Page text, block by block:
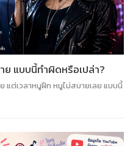
ย แบบนี้ทำผิดหรือเปล่า?
แต่เวลาหนูฝึก หนูไม่สบายเลย แบบนี้